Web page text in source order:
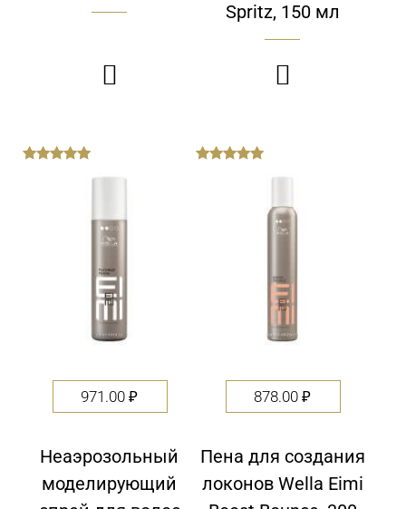

Spritz, 150 мл

971.00₽
Неаэрозольный
моделирующий
878.00₽
Пена для создания
локонов Wella Eimi